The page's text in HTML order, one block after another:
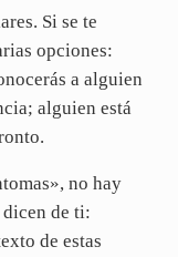
Si se te
opciones:
a alguien
alguien está
no hay
de ti:
de estas